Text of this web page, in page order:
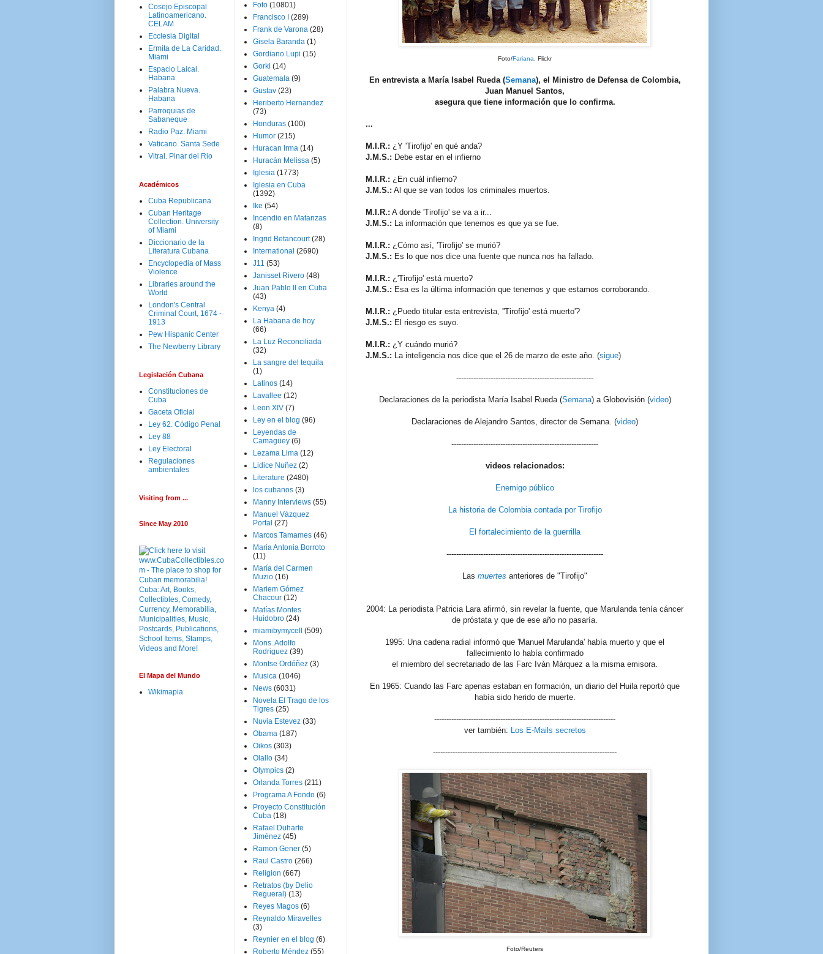
Foto/Fariana . Flickr
En entrevista a María Isabel Rueda (Semana), el Ministro de Defensa de Colombia,
Juan Manuel Santos,
asegura que tiene información que lo confirma.
...
M.I.R.: ¿Y 'Tirofijo' en qué anda?
J.M.S.: Debe estar en el infierno
M.I.R.: ¿En cuál infierno?
J.M.S.: Al que se van todos los criminales muertos.
M.I.R.: A donde 'Tirofijo' se va a ir...
J.M.S.: La información que tenemos es que ya se fue.
M.I.R.: ¿Cómo así, 'Tirofijo' se murió?
J.M.S.: Es lo que nos dice una fuente que nunca nos ha fallado.
M.I.R.: ¿'Tirofijo' está muerto?
J.M.S.: Esa es la última información que tenemos y que estamos corroborando.
M.I.R.: ¿Puedo titular esta entrevista, ''Tirofijo' está muerto'?
J.M.S.: El riesgo es suyo.
M.I.R.: ¿Y cuándo murió?
J.M.S.: La inteligencia nos dice que el 26 de marzo de este año. (sigue)
--------------------------------------------------------
Declaraciones de la periodista María Isabel Rueda (Semana) a Globovisión (video)
Declaraciones de Alejandro Santos, director de Semana. (video)
------------------------------------------------------------
videos relacionados:
Enemigo público
La historia de Colombia contada por Tirofijo
El fortalecimiento de la guerrilla
----------------------------------------------------------------
Las muertes anteriores de "Tirofijo"
2004: La periodista Patricia Lara afirmó, sin revelar la fuente, que Marulanda tenía cáncer
de próstata y que de ese año no pasaría.
1995: Una cadena radial informó que 'Manuel Marulanda' había muerto y que el
fallecimiento lo había confirmado
el miembro del secretariado de las Farc Iván Márquez a la misma emisora.
En 1965: Cuando las Farc apenas estaban en formación, un diario del Huila reportó que
había sido herido de muerte.
--------------------------------------------------------------------------
ver también: Los E-Mails secretos
---------------------------------------------------------------------------
Foto/Reuters
Cosejo Episcopal
Latinoamericano.
CELAM
Ecclesia Digital
Ermita de La Caridad.
Miami
Espacio Laical.
Habana
Palabra Nueva.
Habana
Parroquias de
Sabaneque
Radio Paz. Miami
Vaticano. Santa Sede
Vitral. Pinar del Rio
Académicos
Cuba Republicana
Cuban Heritage
Collection. University
of Miami
Diccionario de la
Literatura Cubana
Encyclopedia of Mass
Violence
Libraries around the
World
London's Central
Criminal Court, 1674 -
1913
Pew Hispanic Center
The Newberry Library
Legislación Cubana
Constituciones de
Cuba
Gaceta Oficial
Ley 62. Código Penal
Ley 88
Ley Electoral
Regulaciones
ambientales
Visiting from ...
Since May 2010
El Mapa del Mundo
Wikimapia
Foto (10801)
Francisco I
(289)
Frank de Varona (28)
Gisela Baranda (1)
Gordiano Lupi (15)
Gorki (14)
Guatemala (9)
Gustav (23)
Heriberto Hernandez
(73)
Honduras (100)
Humor (215)
Huracan Irma (14)
Huracán Melissa (5)
Iglesia (1773)
Iglesia en Cuba
(1392)
Ike (54)
Incendio en Matanzas
(8)
Ingrid Betancourt (28)
International (2690)
J11 (53)
Janisset Rivero (48)
Juan Pablo II en Cuba
(43)
Kenya (4)
La Habana de hoy
(66)
La Luz Reconciliada
(32)
La sangre del tequila
(1)
Latinos (14)
Lavallee (12)
Leon XIV (7)
Ley en el blog (96)
Leyendas de
Camagüey (6)
Lezama Lima (12)
Lidice Nuñez (2)
Literature (2480)
los cubanos (3)
Manny Interviews (55)
Manuel Vázquez
Portal (27)
Marcos Tamames (46)
Maria Antonia Borroto
(11)
María del Carmen
Muzio (16)
Mariem Gómez
Chacour (12)
Matías Montes
Huidobro (24)
miamibymycell
(509)
Mons. Adolfo
Rodriguez (39)
Montse Ordóñez (3)
Musica (1046)
News (6031)
Novela El Trago de los
Tigres (25)
Nuvia Estevez (33)
Obama (187)
Oikos (303)
Olallo (34)
Olympics (2)
Orlanda Torres (211)
Programa A Fondo (6)
Proyecto Constitución
Cuba (18)
Rafael Duharte
Jiménez (45)
Ramon Gener (5)
Raul Castro (266)
Religion (667)
Retratos (by Delio
Regueral) (13)
Reyes Magos (6)
Reynaldo Miravelles
(3)
Reynier en el blog (6)
Roberto Méndez (55)